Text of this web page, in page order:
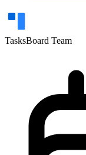
TasksBoard Team